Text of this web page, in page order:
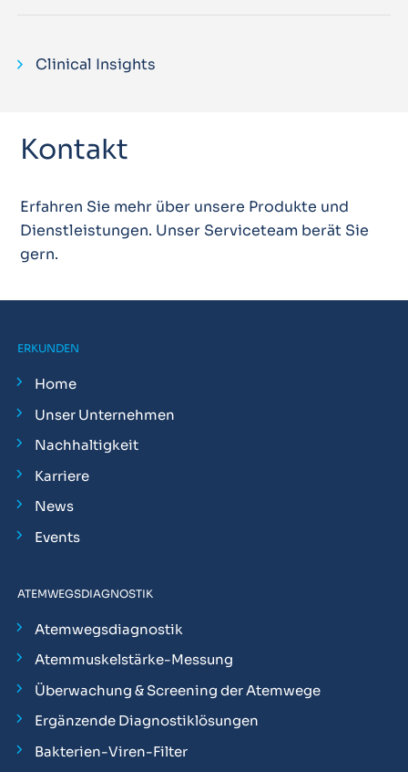
Clinical Insights
Kontakt
Erfahren Sie mehr über unsere Produkte und
Dienstleistungen. Unser Serviceteam berät Sie
gern.
ERKUNDEN
Home
Unser Unternehmen
Nachhaltigkeit
Karriere
News
Events
ATEMWEGSDIAGNOSTIK
Atemwegsdiagnostik
Atemmuskelstärke-Messung
Überwachung & Screening der Atemwege
Ergänzende Diagnostiklösungen
Bakterien-Viren-Filter